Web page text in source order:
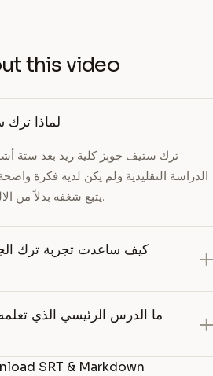
this video
لماذا ترك
ترك ستيف جوبز كلية ريد بعد ستة
الدراسة التقليدية ولم يكن لديه فكرة
يتبع شغفه بدلاً من الالتزام بالمناهج الدراسية.
كيف ساعدت تجربة ترك
ما الدرس الرئيسي الذي
SRT & Markdown